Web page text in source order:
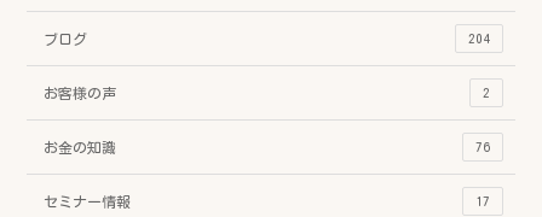
ブログ 204
お客様の声 2
お金の知識 76
セミナー情報 17